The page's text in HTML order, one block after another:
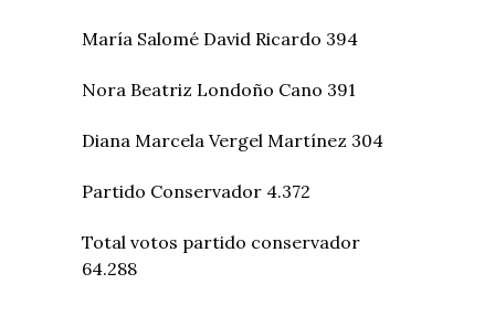
María Salomé David Ricardo 394
Nora Beatriz Londoño Cano 391
Diana Marcela Vergel Martínez 304
Partido Conservador 4.372
Total votos partido conservador
64.288